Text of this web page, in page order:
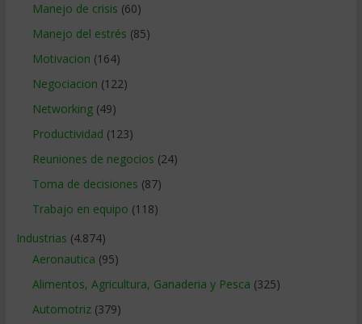
Manejo de crisis (60)
Manejo del estrés (85)
Motivacion (164)
Negociacion (122)
Networking(49)
Productividad (123)
Reuniones de negocios (24)
Toma de decisiones (87)
Trabajo en equipo (118)
Industrias (4.874)
Aeronautica (95)
Alimentos, Agricultura, Ganaderia y Pesca (325)
Automotriz(379)